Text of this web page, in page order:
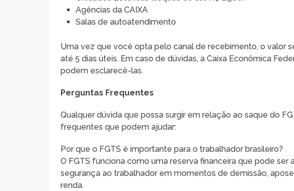
Agências da CAIXA
Salas de autoatendimento
Uma vez que você opta pelo canal de recebimento, o valor
até 5 dias úteis. Em caso de dúvidas, a Caixa Econômica
podem esclarecê-las.
Perguntas Frequentes
Qualquer dúvida que possa surgir em relação ao saque do
frequentes que podem ajudar:
Por que o FGTS é importante para o trabalhador brasileiro?
O FGTS funciona como uma reserva financeira que pode
segurança ao trabalhador em momentos de demissão,
renda.